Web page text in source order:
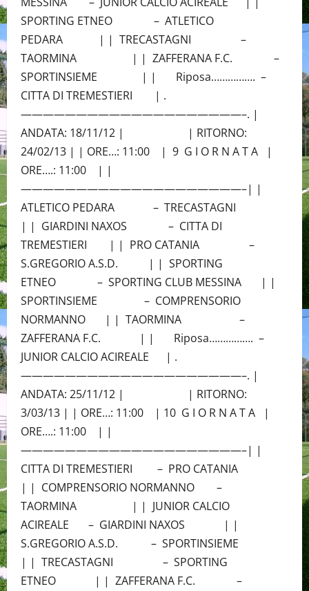
SPORTING ETNEO – ATLETICO
PEDARA | | TRECASTAGNI –
TAORMINA | | ZAFFERANA F.C. –
SPORTINSIEME | | Riposa……………. –
CITTA DI TREMESTIERI | .
————————————————————–. |
ANDATA: 18/11/12 | | RITORNO:
24/02/13 | | ORE…: 11:00 | 9 G I O R N A T A |
ORE….: 11:00 | |
————————————————————–| |
ATLETICO PEDARA – TRECASTAGNI
| | GIARDINI NAXOS – CITTA DI
TREMESTIERI | | PRO CATANIA –
S.GREGORIO A.S.D. | | SPORTING
ETNEO – SPORTING CLUB MESSINA | |
SPORTINSIEME – COMPRENSORIO
NORMANNO | | TAORMINA –
ZAFFERANA F.C. | | Riposa……………. –
JUNIOR CALCIO ACIREALE | .
————————————————————–. |
ANDATA: 25/11/12 | | RITORNO:
3/03/13 | | ORE…: 11:00 | 10 G I O R N A T A |
ORE….: 11:00 | |
————————————————————–| |
CITTA DI TREMESTIERI – PRO CATANIA
| | COMPRENSORIO NORMANNO –
TAORMINA | | JUNIOR CALCIO
ACIREALE – GIARDINI NAXOS | |
S.GREGORIO A.S.D. – SPORTINSIEME
| | TRECASTAGNI – SPORTING
ETNEO | | ZAFFERANA F.C. –